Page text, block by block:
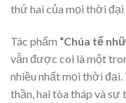
thứ hai của mọi thời đại
Tác phẩm “Chúa tể
vẫn được coi là một
nhiều nhất mọi thời đại.
thần, hai tòa tháp và sự